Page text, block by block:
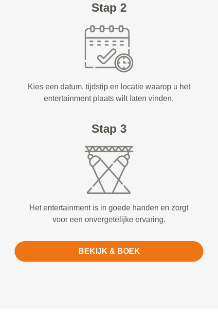
Stap 2
Kies een datum, tijdstip en locatie waarop u het
entertainment plaats wilt laten vinden.
Stap 3
Het entertainment is in goede handen en zorgt
voor een onvergetelijke ervaring.
BEKIJK & BOEK